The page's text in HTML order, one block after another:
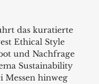
das kuratierte
Ethical Style
und Nachfrage
Sustainability
Messen hinweg